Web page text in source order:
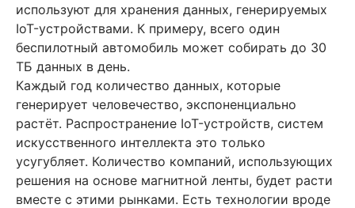
используют для хранения данных, генерируемых
IoT-устройствами. К примеру, всего один
беспилотный автомобиль может собирать до 30
ТБ данных в день.
Каждый год количество данных, которые
генерирует человечество, экспоненциально
растёт. Распространение IoT-устройств, систем
искусственного интеллекта это только
усугубляет. Количество компаний, использующих
решения на основе магнитной ленты, будет расти
вместе с этими рынками. Есть технологии вроде